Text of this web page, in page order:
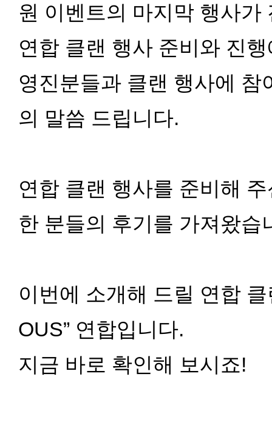
원 이벤트의 마지막 행사가
연합 클랜 행사 준비와 진
영진분들과 클랜 행사에
의 말씀 드립니다.
연합 클랜 행사를 준비해
한 분들의 후기를 가져왔습
이번에 소개해 드릴 연합
OUS” 연합입니다.
지금 바로 확인해 보시죠!